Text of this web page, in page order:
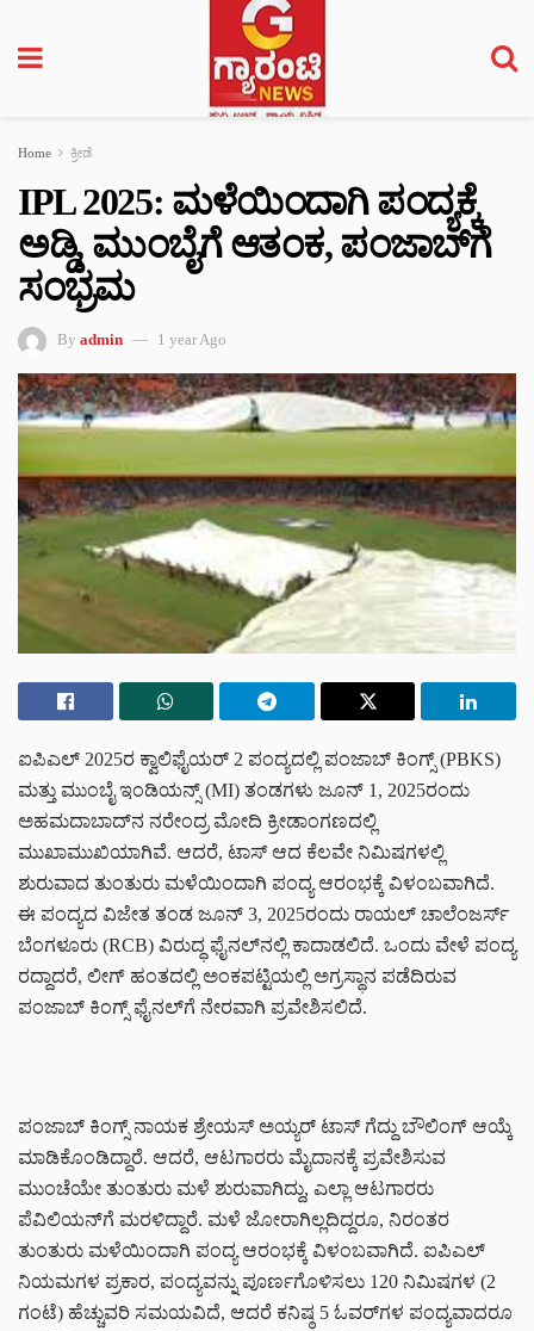
Home ಕ್ರೀಡೆ
IPL 2025: ಮಳೆಯಿಂದಾಗಿ ಪಂದ್ಯಕ್ಕೆ
ಅಡ್ಡಿ, ಮುಂಬೈಗೆ ಆತಂಕ, ಪಂಜಾಬ್‌ಗೆ
ಸಂಭ್ರಮ
By admin 1 year Ago
ಐಪಿಎಲ್ 2025ರ ಕ್ವಾಲಿಫೈಯರ್ 2 ಪಂದ್ಯದಲ್ಲಿ ಪಂಜಾಬ್ ಕಿಂಗ್ಸ್ (PBKS)
ಮತ್ತು ಮುಂಬೈ ಇಂಡಿಯನ್ಸ್ (MI) ತಂಡಗಳು ಜೂನ್ 1, 2025ರಂದು
ಅಹಮದಾಬಾದ್‌ನ ನರೇಂದ್ರ ಮೋದಿ ಕ್ರೀಡಾಂಗಣದಲ್ಲಿ
ಮುಖಾಮುಖಿಯಾಗಿವೆ. ಆದರೆ, ಟಾಸ್ ಆದ ಕೆಲವೇ ನಿಮಿಷಗಳಲ್ಲಿ
ಶುರುವಾದ ತುಂತುರು ಮಳೆಯಿಂದಾಗಿ ಪಂದ್ಯ ಆರಂಭಕ್ಕೆ ವಿಳಂಬವಾಗಿದೆ.
ಈ ಪಂದ್ಯದ ವಿಜೇತ ತಂಡ ಜೂನ್ 3, 2025ರಂದು ರಾಯಲ್ ಚಾಲೆಂಜರ್ಸ್
ಬೆಂಗಳೂರು (RCB) ವಿರುದ್ಧ ಫೈನಲ್‌ನಲ್ಲಿ ಕಾದಾಡಲಿದೆ. ಒಂದು ವೇಳೆ ಪಂದ್ಯ
ರದ್ದಾದರೆ, ಲೀಗ್ ಹಂತದಲ್ಲಿ ಅಂಕಪಟ್ಟಿಯಲ್ಲಿ ಅಗ್ರಸ್ಥಾನ ಪಡೆದಿರುವ
ಪಂಜಾಬ್ ಕಿಂಗ್ಸ್ ಫೈನಲ್‌ಗೆ ನೇರವಾಗಿ ಪ್ರವೇಶಿಸಲಿದೆ.
ಪಂಜಾಬ್ ಕಿಂಗ್ಸ್ ನಾಯಕ ಶ್ರೇಯಸ್ ಅಯ್ಯರ್ ಟಾಸ್ ಗೆದ್ದು ಬೌಲಿಂಗ್ ಆಯ್ಕೆ
ಮಾಡಿಕೊಂಡಿದ್ದಾರೆ. ಆದರೆ, ಆಟಗಾರರು ಮೈದಾನಕ್ಕೆ ಪ್ರವೇಶಿಸುವ
ಮುಂಚೆಯೇ ತುಂತುರು ಮಳೆ ಶುರುವಾಗಿದ್ದು, ಎಲ್ಲಾ ಆಟಗಾರರು
ಪೆವಿಲಿಯನ್‌ಗೆ ಮರಳಿದ್ದಾರೆ. ಮಳೆ ಜೋರಾಗಿಲ್ಲದಿದ್ದರೂ, ನಿರಂತರ
ತುಂತುರು ಮಳೆಯಿಂದಾಗಿ ಪಂದ್ಯ ಆರಂಭಕ್ಕೆ ವಿಳಂಬವಾಗಿದೆ. ಐಪಿಎಲ್
ನಿಯಮಗಳ ಪ್ರಕಾರ, ಪಂದ್ಯವನ್ನು ಪೂರ್ಣಗೊಳಿಸಲು 120 ನಿಮಿಷಗಳ (2
ಗಂಟೆ) ಹೆಚ್ಚುವರಿ ಸಮಯವಿದೆ, ಆದರೆ ಕನಿಷ್ಠ 5 ಓವರ್‌ಗಳ ಪಂದ್ಯವಾದರೂ